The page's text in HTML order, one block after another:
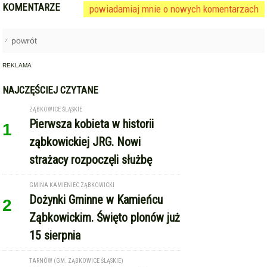
KOMENTARZE powiadamiaj mnie o nowych komentarzach
powrót
REKLAMA
NAJCZĘŚCIEJ CZYTANE
1
ZĄBKOWICE ŚLĄSKIE
Pierwsza kobieta w historii
ząbkowickiej JRG. Nowi
strażacy rozpoczęli służbę
2
GMINA KAMIENIEC ZĄBKOWICKI
Dożynki Gminne w Kamieńcu
Ząbkowickim. Święto plonów już
15 sierpnia
TARNÓW (GM. ZĄBKOWICE ŚLĄSKIE)